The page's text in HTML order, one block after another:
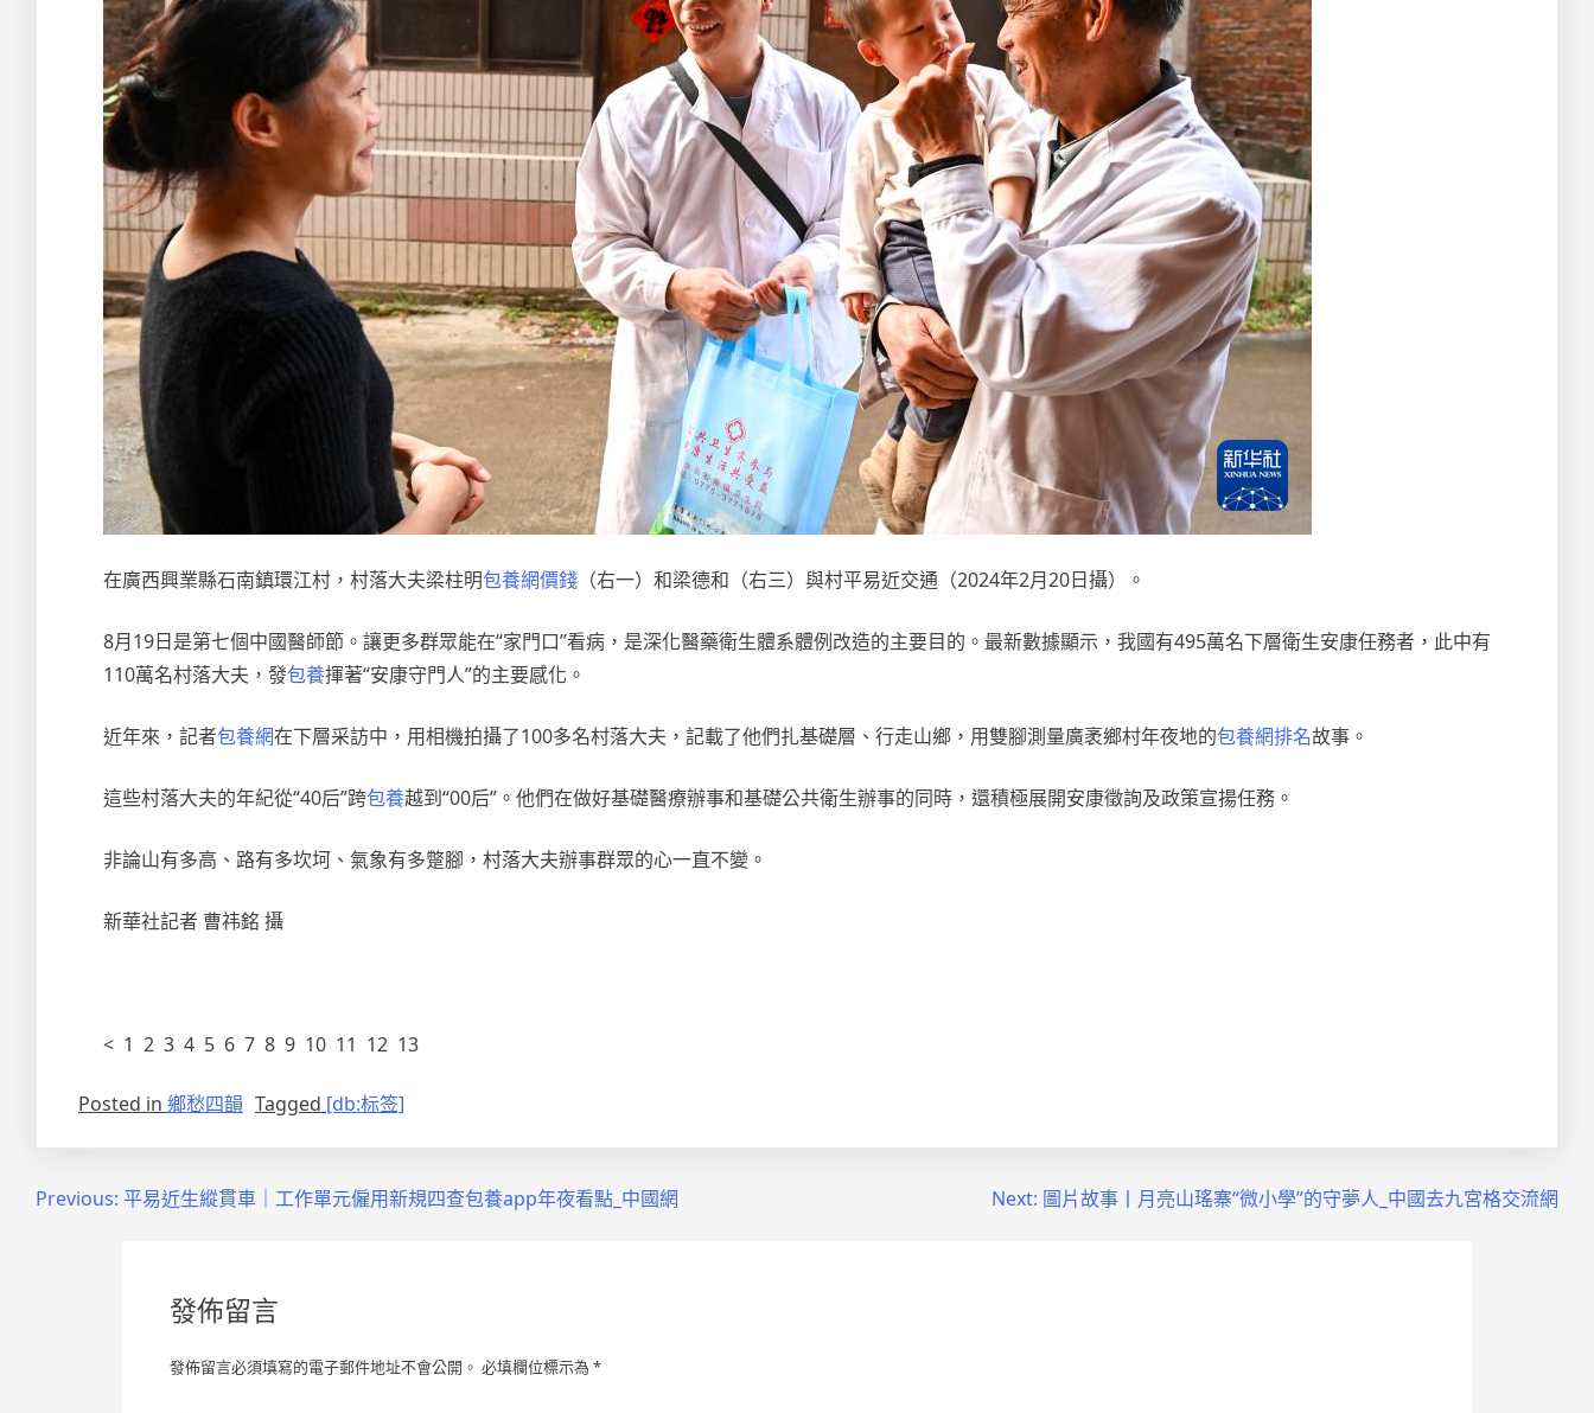
在廣西興業縣石南鎮環江村，村落大夫梁柱明包養網價錢 （右一）和梁德和（右三）與村平易近交通（2024年2月20日攝）。
8月19日是第七個中國醫師節。讓更多群眾能在“家門口”看病，是深化醫藥衛生體系體例改造的主要目的。最新數據顯示，我國有495萬名下層衛生安康任務者，此中有
110萬名村落大夫，發包養揮著“安康守門人”的主要感化。
近年來，記者包養網在下層采訪中，用相機拍攝了100多名村落大夫，記載了他們扎基礎層、行走山鄉，用雙腳測量廣袤鄉村年夜地的包養網排名故事。
這些村落大夫的年紀從“40后”跨包養越到“00后”。他們在做好基礎醫療辦事和基礎公共衛生辦事的同時，還積極展開安康徵詢及政策宣揚任務。
非論山有多高、路有多坎坷、氣象有多蹩腳，村落大夫辦事群眾的心一直不變。
新華社記者 曹祎銘 攝
< 1 2 3 4 5 6 7 8 9 10 11 12 13
Posted in 鄉愁四韻 Tagged [db:标签]
Previous: 平易近生縱貫車｜工作單元僱用新規四查包養app年夜看點_中國網 Next: 圖片故事丨月亮山瑤寨“微小學”的守夢人_中國去九宮格交流網
發佈留言
發佈留言必須填寫的電子郵件地址不會公開。 必填欄位標示為*